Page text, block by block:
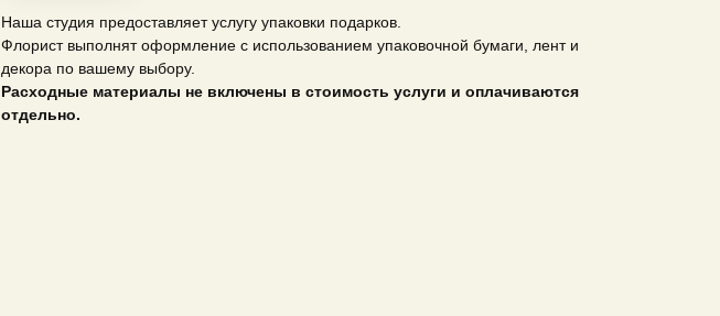
Наша студия предоставляет услугу упаковки подарков.
Флорист выполнят оформление с использованием упаковочной бумаги, лент и
декора по вашему выбору.
Расходные материалы не включены в стоимость услуги и оплачиваются
отдельно.